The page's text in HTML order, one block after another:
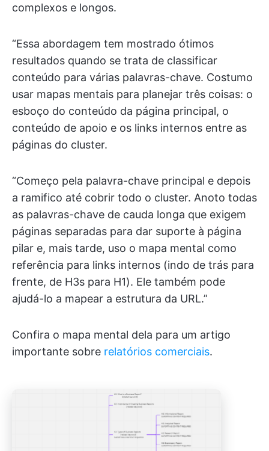
complexos e longos.
“Essa abordagem tem mostrado ótimos
resultados quando se trata de classificar
conteúdo para várias palavras-chave. Costumo
usar mapas mentais para planejar três coisas: o
esboço do conteúdo da página principal, o
conteúdo de apoio e os links internos entre as
páginas do cluster.
“Começo pela palavra-chave principal e depois
a ramifico até cobrir todo o cluster. Anoto todas
as palavras-chave de cauda longa que exigem
páginas separadas para dar suporte à página
pilar e, mais tarde, uso o mapa mental como
referência para links internos (indo de trás para
frente, de H3s para H1). Ele também pode
ajudá-lo a mapear a estrutura da URL.”
Confira o mapa mental dela para um artigo
importante sobre relatórios comerciais.